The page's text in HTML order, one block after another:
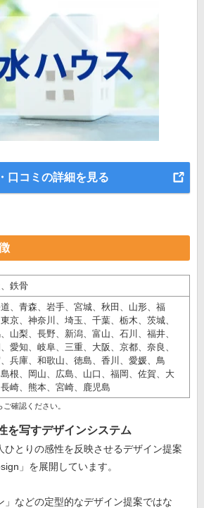
口コミの詳細を見る
鉄骨
、青森、岩手、宮城、秋田、山形、福
京、神奈川、埼玉、千葉、栃木、茨城、
山梨、長野、新潟、富山、石川、福井、
愛知、岐阜、三重、大阪、京都、奈良、
兵庫、和歌山、徳島、香川、愛媛、鳥
根、岡山、広島、山口、福岡、佐賀、大
崎、熊本、宮崎、鹿児島
確認ください。
を写すデザインシステム
ひとりの感性を反映させるデザイン提案
」を展開しています。
」などの定型的なデザイン提案ではな